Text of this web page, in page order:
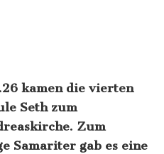
kamen die vierten
Seth zum
Zum
Samariter gab es eine